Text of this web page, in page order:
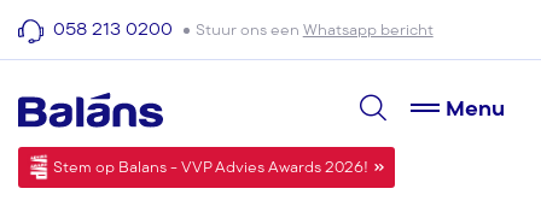
058 213 0200 Stuur ons een Whatsapp bericht
Menu
Stem op Balans - VVP Advies Awards 2026!